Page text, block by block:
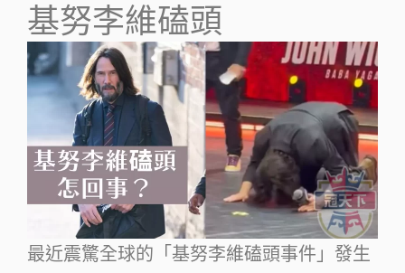
基努李維磕頭
最近震驚全球的「基努李維磕頭事件」發生